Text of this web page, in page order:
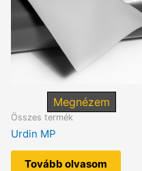
Megnézem
Összes termék
Urdin MP
Tovább olvasom